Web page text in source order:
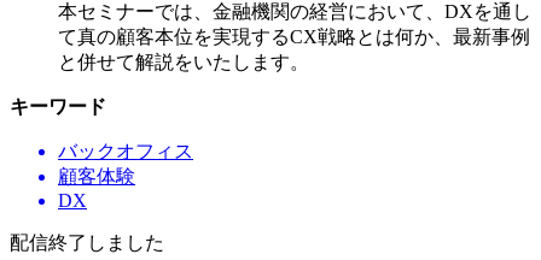
本セミナーでは、金融機関の経営において、DXを通し
て真の顧客本位を実現するCX戦略とは何か、最新事例
と併せて解説をいたします。
キーワード
バックオフィス
顧客体験
DX
配信終了しました